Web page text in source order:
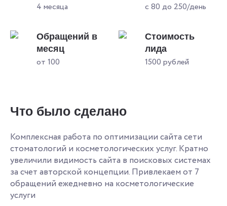
4 месяца с 80 до 250/день
Обращений в
месяц
от 100
Стоимость
лида
1500 рублей
Что было сделано
Комплексная работа по оптимизации сайта сети
стоматологий и косметологических услуг. Кратно
увеличили видимость сайта в поисковых системах
за счет авторской концепции. Привлекаем от 7
обращений ежедневно на косметологические
услуги